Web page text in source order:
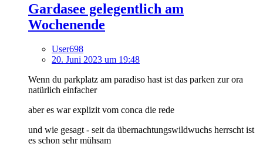
Gardasee gelegentlich am
Wochenende
User698
20. Juni 2023 um 19:48
Wenn du parkplatz am paradiso hast ist das parken zur ora
natürlich einfacher
aber es war explizit vom conca die rede
und wie gesagt - seit da übernachtungswildwuchs herrscht ist
es schon sehr mühsam